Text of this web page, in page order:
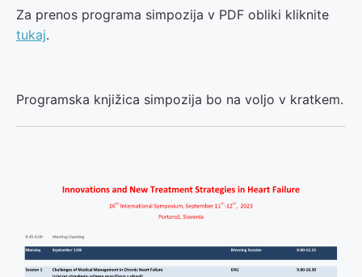
Za prenos programa simpozija v PDF obliki kliknite
tukaj.
Programska knjižica simpozija bo na voljo v kratkem.